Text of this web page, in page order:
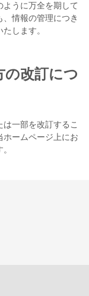
うに万全を期して
情報の管理につき
します。
の改訂につ
一部を改訂するこ
ホームページ上にお